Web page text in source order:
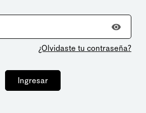
¿Olvidaste tu contraseña?
Ingresar